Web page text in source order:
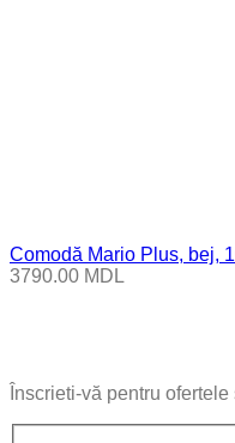
Comodă Mario Plus, bej,
3790.00 MDL
Înscrieti-vă pentru